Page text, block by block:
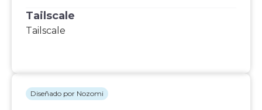
Tailscale
Tailscale
Diseñado por Nozomi